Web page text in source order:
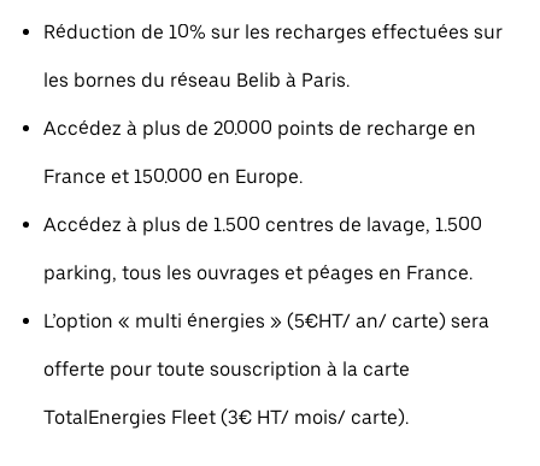
Réduction de 10% sur les recharges effectuées sur
les bornes du réseau Belib à Paris.
Accédez à plus de 20.000 points de recharge en
France et 150.000 en Europe.
Accédez à plus de 1.500 centres de lavage, 1.500
parking, tous les ouvrages et péages en France.
L’option « multi énergies » (5€HT/ an/ carte) sera
offerte pour toute souscription à la carte
TotalEnergies Fleet (3€ HT/ mois/ carte).